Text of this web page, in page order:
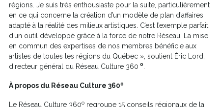
régions. Je suis très enthousiaste pour la suite, particulièrement
en ce qui concerne la création d’un modèle de plan d’affaires
adapté à la réalité des milieux artistiques. C’est l’exemple parfait
d’un outil développé grâce à la force de notre Réseau. La mise
en commun des expertises de nos membres bénéficie aux
artistes de toutes les régions du Québec », soutient Éric Lord,
directeur général du Réseau Culture 360 o
À propos du Réseau Culture 360o
Le Réseau Culture 360o regroupe 15 conseils régionaux de la